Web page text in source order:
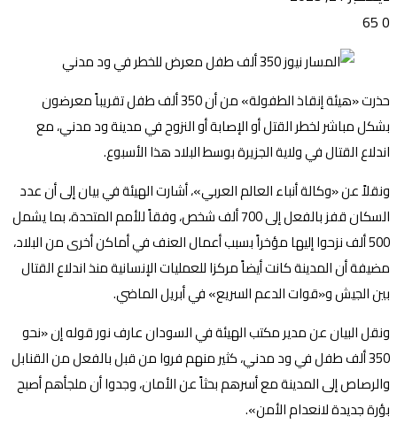
0
حذرت «هيئة إنقاذ الطفولة» من أن 350 ألف طفل تقريباً معرضون
بشكل مباشر لخطر القتل أو الإصابة أو النزوح في مدينة ود مدني، مع
اندلاع القتال في ولاية الجزيرة بوسط البلاد هذا الأسبوع.
ونقلاً عن «وكالة أنباء العالم العربي»، أشارت الهيئة في بيان إلى أن عدد
السكان قفز بالفعل إلى 700 ألف شخص، وفقاً للأمم المتحدة، بما يشمل
500 ألف نزحوا إليها مؤخراً بسبب أعمال العنف في أماكن أخرى من البلاد،
مضيفة أن المدينة كانت أيضاً مركزا للعمليات الإنسانية منذ اندلاع القتال
بين الجيش و«قوات الدعم السريع» في أبريل الماضي.
ونقل البيان عن مدير مكتب الهيئة في السودان عارف نور قوله إن «نحو
350 ألف طفل في ود مدني، كثير منهم فروا من قبل بالفعل من القنابل
والرصاص إلى المدينة مع أسرهم بحثاً عن الأمان، وجدوا أن ملجأهم أصبح
بؤرة جديدة لانعدام الأمن».